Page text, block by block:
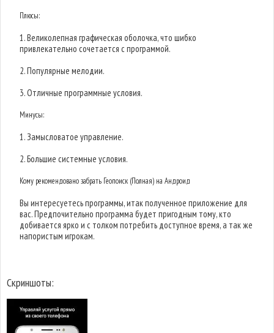
Плюсы:
1. Великолепная графическая оболочка, что шибко
привлекательно сочетается с программой.
2. Популярные мелодии.
3. Отличные программные условия.
Минусы:
1. Замысловатое управление.
2. Большие системные условия.
Кому рекомендовано забрать Геопоиск (Полная) на Андроид
Вы интересуетесь программы, итак полученное приложение для
вас. Предпочительно программа будет пригодным тому, кто
добивается ярко и с толком потребить доступное время, а так же
напористым игрокам.
Скриншоты: